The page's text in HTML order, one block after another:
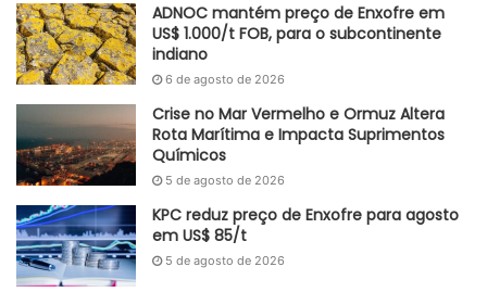
A Braskem mencionou necessidade de adequação do
volume de produção frente aos menores spreads no
mercado internacional em função da menor demanda
global. A taxa média de utilização das plantas de PP nos
EUA subiu 2 pontos percentuais, para 75%, e, na Europa,
caiu 7 pontos percentuais, a 77%.
Fonte Uol Economia
Etiquetas Braskem Estados Unidos
Polietileno
polipropileno
ADNOC mantém preço de Enxofre em
US$ 1.000/t FOB, para o subcontinente
indiano
6 de agosto de 2026
Crise no Mar Vermelho e Ormuz Altera
Rota Marítima e Impacta Suprimentos
Químicos
5 de agosto de 2026
KPC reduz preço de Enxofre para agosto
em US$ 85/t
5 de agosto de 2026